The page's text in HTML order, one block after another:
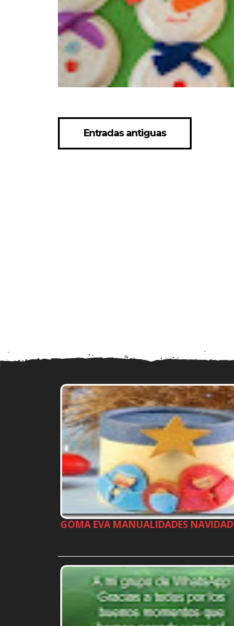
Entradas antiguas
GOMA EVA MANUALIDADES NAVIDAD